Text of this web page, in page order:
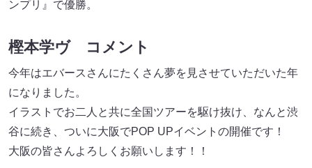
ンプリ』で優勝。
樫本学ヴ コメント
今年はエバースさんにたくさん夢を見させていただいた年
になりました。
イラストでお二人と共に全国ツアーを駆け抜け、なんと渋
谷に続き、ついに大阪でPOP UPイベントの開催です！
大阪の皆さんよろしくお願いします！！